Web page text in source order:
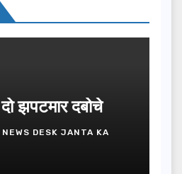
झपटमार दबोचे
NEWS DESK JANTA KA